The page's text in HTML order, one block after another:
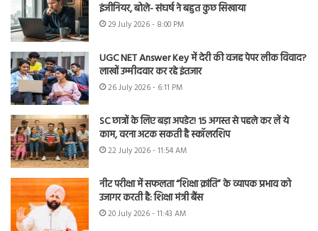
इंजीनियर, बोले- संघर्ष ने बहुत कुछ सिखाया
29 July 2026 - 8:00 PM
UGC NET Answer Key में देरी की वजह पेपर लीक विवाद?
लाखों उम्मीदवार कर रहे इंतजार
26 July 2026 - 6:11 PM
SC छात्रों के लिए बड़ा अपडेट! 15 अगस्त से पहले कर लें ये
काम, वरना अटक सकती है स्कॉलरशिप
22 July 2026 - 11:54 AM
नीट परीक्षा में सफलता “शिक्षा क्रांति” के व्यापक प्रभाव को
उजागर करती है: शिक्षा मंत्री बैंस
20 July 2026 - 11:43 AM